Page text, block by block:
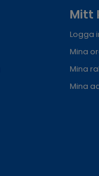
Mitt
Logga
Mina
Mina
Mina